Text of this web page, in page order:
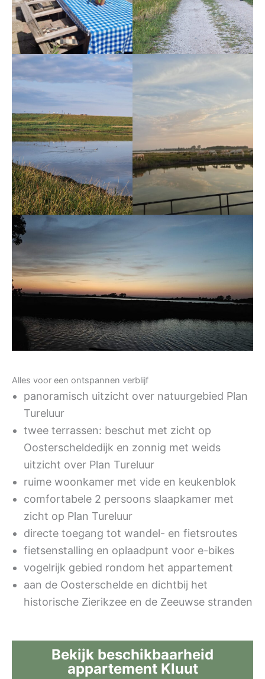
Alles voor een ontspannen verblijf
panoramisch uitzicht over natuurgebied Plan
Tureluur
twee terrassen: beschut met zicht op
Oosterscheldedijk en zonnig met weids
uitzicht over Plan Tureluur
ruime woonkamer met vide en keukenblok
comfortabele 2 persoons slaapkamer met
zicht op Plan Tureluur
directe toegang tot wandel- en fietsroutes
fietsenstalling en oplaadpunt voor e-bikes
vogelrijk gebied rondom het appartement
aan de Oosterschelde en dichtbij het
historische Zierikzee en de Zeeuwse stranden
Bekijk beschikbaarheid
appartement Kluut